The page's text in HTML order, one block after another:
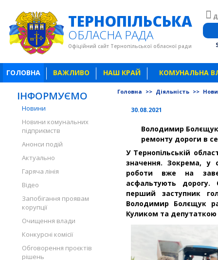
ТЕРНОПІЛЬСЬКА
ОБЛАСНА РАДА
Офіційний сайт Тернопільської обласної ради
ГОЛОВНА ВАЖЛИВО НАШ КРАЙ КОМУНАЛЬНА
ІНФОРМУЄМО
Новини
Новини комунальних
підприємств
Анонси подій
Актуально
Гаряча лінія
Відео
Запобігання проявам
корупції
Очищення влади
Конкурсні комісії
Обговорення проєктів
рішень
Головна >> Діяльність >>
30.08.2021
Володимир Болєщук
ремонту дороги в
У Тернопільській
значення. Зокрема, у
роботи вже на
асфальтують дорогу.
перший заступник
Володимир Болєщук
Куликом та